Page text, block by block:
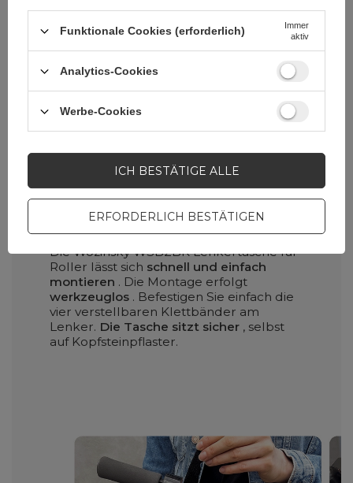
Lenkertasche für Roller
Die Wozinsky WSB2BK Lenkertasche für
Roller lässt sich schnell und einfach
montieren . Die Montage erfolgt
werkzeuglos . Befestigen Sie einfach die
vier verstellbaren Klettbänder am
Lenker. Die Tasche sitzt sicher , selbst
auf Kopfsteinpflaster.
Funktionale Cookies (erforderlich)
Immer
aktiv
Analytics-Cookies
Werbe-Cookies
ERFORDERLICH BESTÄTIGEN
ICH BESTÄTIGE ALLE